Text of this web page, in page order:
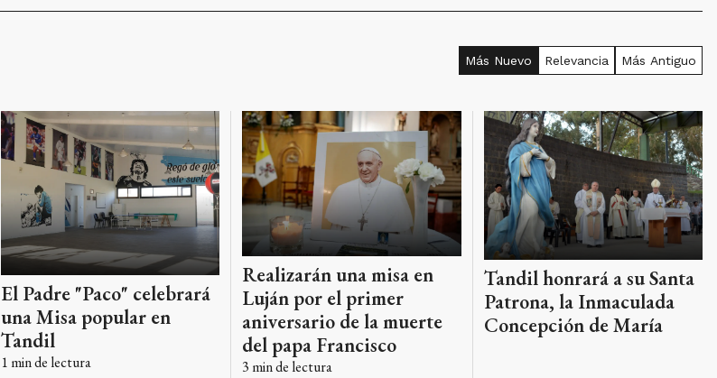
Más Nuevo Relevancia Más Antiguo
El Padre "Paco" celebrará
una Misa popular en
Tandil
1 min de lectura
Realizarán una misa en
Luján por el primer
aniversario de la muerte
del papa Francisco
3 min de lectura
Tandil honrará a su Santa
Patrona, la Inmaculada
Concepción de María